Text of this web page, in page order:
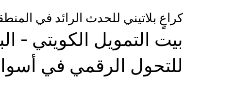
كراعٍٍ بلاتيني للحدث الرائد في
للتحول الرقمي في